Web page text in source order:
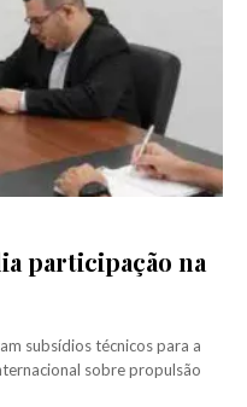
participação na
subsídios técnicos para a
sobre propulsão